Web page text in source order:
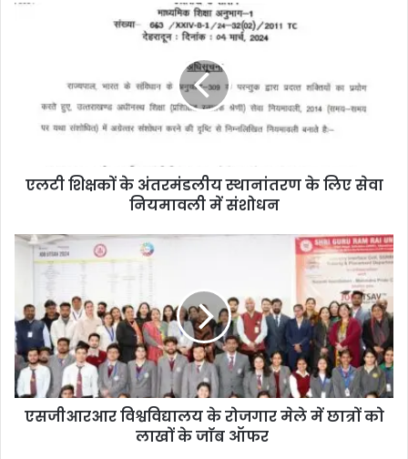
एलटी शिक्षकों के अंतरमंडलीय स्थानांतरण के लिए सेवा
नियमावली में संशोधन
एसजीआरआर विश्वविद्यालय के रोजगार मेले में छात्रों को
लाखों के जाॅब ऑफर